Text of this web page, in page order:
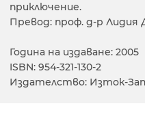
приключение.
Превод: проф. д-р Лидия
Година на издаване: 2005
ISBN: 954-321-130-2
Издателство: Изток-